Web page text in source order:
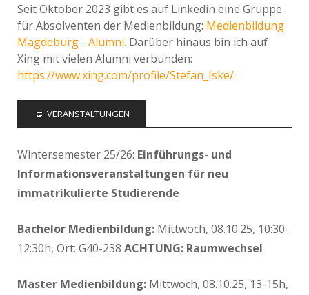
Seit Oktober 2023 gibt es auf Linkedin eine Gruppe
für Absolventen der Medienbildung: Medienbildung
Magdeburg - Alumni. Darüber hinaus bin ich auf
Xing mit vielen Alumni verbunden:
https://www.xing.com/profile/Stefan_Iske/.
VERANSTALTUNGEN
Wintersemester 25/26: Einführungs- und
Informationsveranstaltungen für neu
immatrikulierte Studierende
Bachelor Medienbildung: Mittwoch, 08.10.25, 10:30-
12:30h, Ort: G40-238 ACHTUNG: Raumwechsel
Master Medienbildung: Mittwoch, 08.10.25, 13-15h,